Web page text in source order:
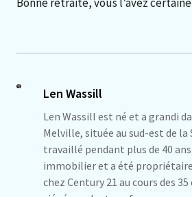
Len Wassill
Len Wassill est né et a grandi
Melville, située au sud-est de la
travaillé pendant plus de 40
immobilier et a été
chez Century 21 au cours des